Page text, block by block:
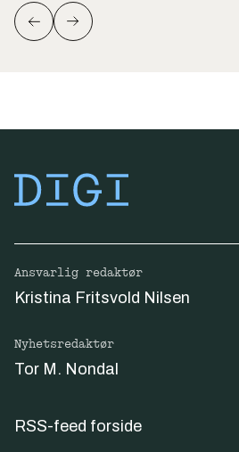
Ansvarlig redaktør
Kristina Fritsvold Nilsen
Nyhetsredaktør
Tor M. Nondal
RSS-feed forside